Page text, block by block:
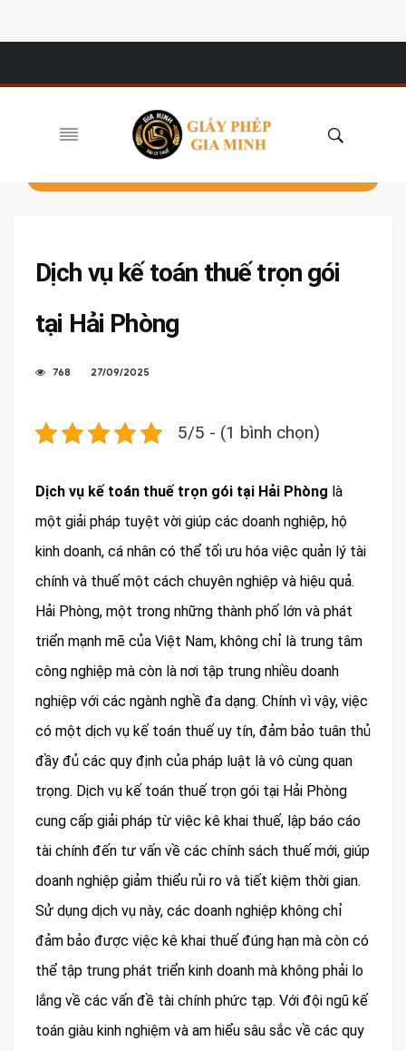
Dịch vụ kế toán thuế trọn gói
tại Hải Phòng
768 27/09/2025
5/5 - (1 bình chọn)
Dịch vụ kế toán thuế trọn gói tại Hải Phòng là
một giải pháp tuyệt vời giúp các doanh nghiệp, hộ
kinh doanh, cá nhân có thể tối ưu hóa việc quản lý tài
chính và thuế một cách chuyên nghiệp và hiệu quả.
Hải Phòng, một trong những thành phố lớn và phát
triển mạnh mẽ của Việt Nam, không chỉ là trung tâm
công nghiệp mà còn là nơi tập trung nhiều doanh
nghiệp với các ngành nghề đa dạng. Chính vì vậy, việc
có một dịch vụ kế toán thuế uy tín, đảm bảo tuân thủ
đầy đủ các quy định của pháp luật là vô cùng quan
trọng. Dịch vụ kế toán thuế trọn gói tại Hải Phòng
cung cấp giải pháp từ việc kê khai thuế, lập báo cáo
tài chính đến tư vấn về các chính sách thuế mới, giúp
doanh nghiệp giảm thiểu rủi ro và tiết kiệm thời gian.
Sử dụng dịch vụ này, các doanh nghiệp không chỉ
đảm bảo được việc kê khai thuế đúng hạn mà còn có
thể tập trung phát triển kinh doanh mà không phải lo
lắng về các vấn đề tài chính phức tạp. Với đội ngũ kế
toán giàu kinh nghiệm và am hiểu sâu sắc về các quy